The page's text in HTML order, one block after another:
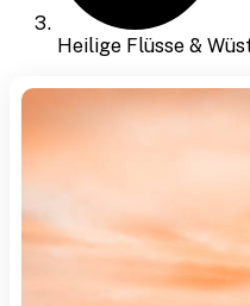
Heilige Flüsse &